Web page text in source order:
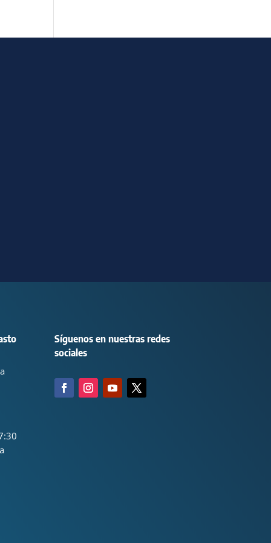
Síguenos en nuestras redes
sociales